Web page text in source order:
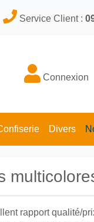
Service Client :
Connexion
Divers
rapport qualité/